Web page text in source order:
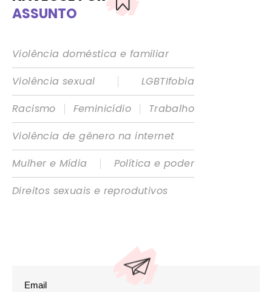
ASSUNTO
Violência doméstica e familiar
Violência sexual
|
LGBTIfobia
Racismo
| Feminicídio |
Trabalho
Violência de gênero na internet
Mulher e Mídia
|
Política e poder
Direitos sexuais e reprodutivos